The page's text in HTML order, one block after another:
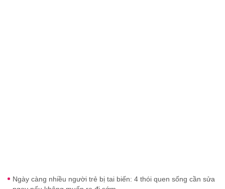
Ngày càng nhiều người trẻ bị tai biến: 4 thói quen sống cần sửa